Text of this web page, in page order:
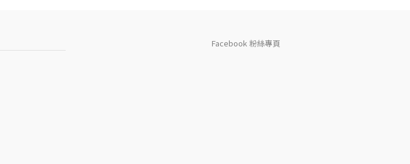
Facebook 粉絲專頁